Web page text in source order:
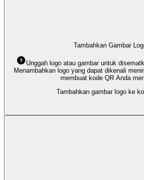
Tambahkan Gambar
Unggah logo atau gambar untuk
Menambahkan logo yang dapat dikenali
membuat kode QR Anda
Tambahkan gambar logo ke